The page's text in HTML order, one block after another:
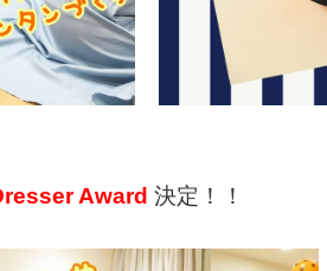
Award 決定！！